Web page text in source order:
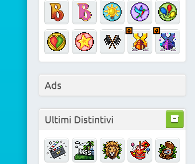
Ads
Ultimi Distintivi